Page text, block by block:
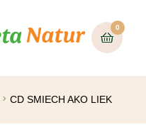
0
CD SMIECH AKO LIEK